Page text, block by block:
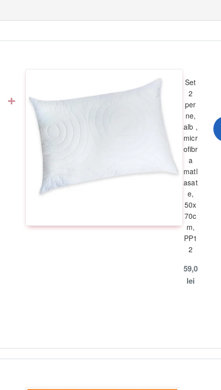
+
Set
2
per
ne,
alb ,
micr
ofibr
a
matl
asat
e,
50x
70c
m,
PP1
2
59,0
lei